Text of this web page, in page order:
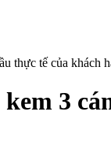
thực tế của khách
3